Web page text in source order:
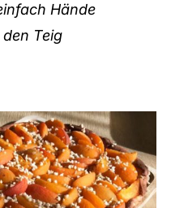
Hände
Teig